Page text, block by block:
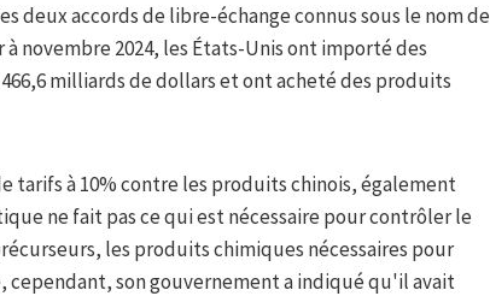
deux accords de libre-échange connus sous le nom de
novembre 2024, les États-Unis ont importé des
milliards de dollars et ont acheté des produits
tarifs à 10% contre les produits chinois, également
ne fait pas ce qui est nécessaire pour contrôler le
les produits chimiques nécessaires pour
cependant, son gouvernement a indiqué qu'il avait